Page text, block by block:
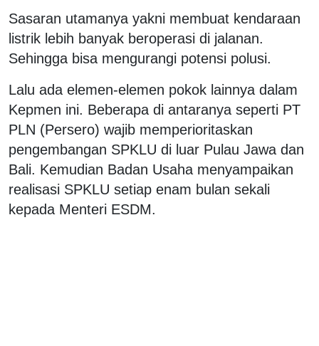
Sasaran utamanya yakni membuat kendaraan
listrik lebih banyak beroperasi di jalanan.
Sehingga bisa mengurangi potensi polusi.
Lalu ada elemen-elemen pokok lainnya dalam
Kepmen ini. Beberapa di antaranya seperti PT
PLN (Persero) wajib memperioritaskan
pengembangan SPKLU di luar Pulau Jawa dan
Bali. Kemudian Badan Usaha menyampaikan
realisasi SPKLU setiap enam bulan sekali
kepada Menteri ESDM.